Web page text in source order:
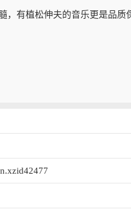
，有植松伸夫的音乐更是品质